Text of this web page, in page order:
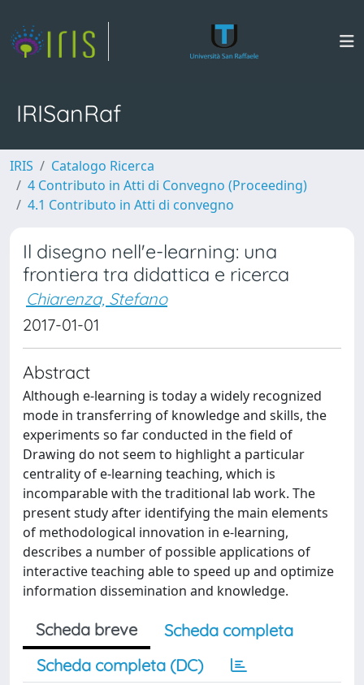
IRISanRaf
IRIS
Catalogo Ricerca
4 Contributo in Atti di Convegno (Proceeding)
4.1 Contributo in Atti di convegno
Il disegno nell'e-learning: una
frontiera tra didattica e ricerca
Chiarenza, Stefano
2017-01-01
Abstract
Although e-learning is today a widely recognized
mode in transferring of knowledge and skills, the
experiments so far conducted in the field of
Drawing do not seem to highlight a particular
centrality of e-learning teaching, which is
incomparable with the traditional lab work. The
present study after identifying the main elements
of methodological innovation in e-learning,
describes a number of possible applications of
interactive teaching able to speed up and optimize
information dissemination and knowledge.
Scheda breve
Scheda completa
Scheda completa (DC)